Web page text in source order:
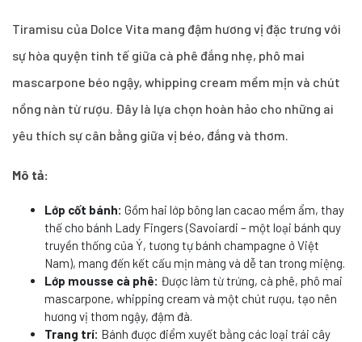
Tiramisu của Dolce Vita mang đậm hương vị đặc trưng với
sự hòa quyện tinh tế giữa cà phê đắng nhẹ, phô mai
mascarpone béo ngậy, whipping cream mềm mịn và chút
nồng nàn từ rượu. Đây là lựa chọn hoàn hảo cho những ai
yêu thích sự cân bằng giữa vị béo, đắng và thơm.
Mô tả:
Lớp cốt bánh: Gồm hai lớp bông lan cacao mềm ẩm, thay
thế cho bánh Lady Fingers (Savoiardi – một loại bánh quy
truyền thống của Ý, tương tự bánh champagne ở Việt
Nam), mang đến kết cấu mịn màng và dễ tan trong miệng.
Lớp mousse cà phê: Được làm từ trứng, cà phê, phô mai
mascarpone, whipping cream và một chút rượu, tạo nên
hương vị thơm ngậy, đậm đà.
Trang trí: Bánh được điểm xuyết bằng các loại trái cây